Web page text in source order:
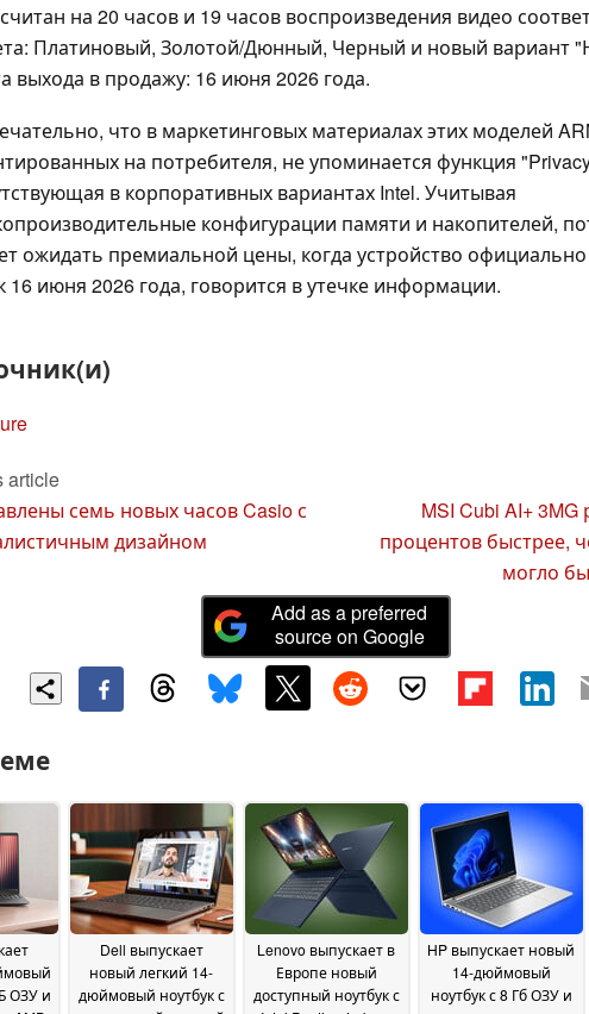
на 20 часов и 19 часов воспроизведения видео
Платиновый, Золотой/Дюнный, Черный и новый вариант
выхода в продажу: 16 июня 2026 года.
что в маркетинговых материалах этих моделей
на потребителя, не упоминается функция
в корпоративных вариантах Intel. Учитывая
конфигурации памяти и накопителей,
ожидать премиальной цены, когда устройство
16 июня 2026 года, говорится в утечке информации.
article
семь новых часов Casio с
дизайном
MSI Cubi AI+ 3MG
процентов быстрее,
могло
Add as a preferred
source on Google
ОЗУ и
Dell выпускает
новый легкий 14-
дюймовый ноутбук с
Lenovo выпускает в
Европе новый
доступный ноутбук с
HP выпускает новый
14-дюймовый
ноутбук с 8 Гб ОЗУ и